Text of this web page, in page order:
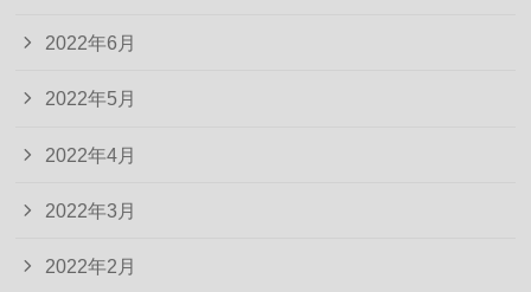
2022年6月
2022年5月
2022年4月
2022年3月
2022年2月